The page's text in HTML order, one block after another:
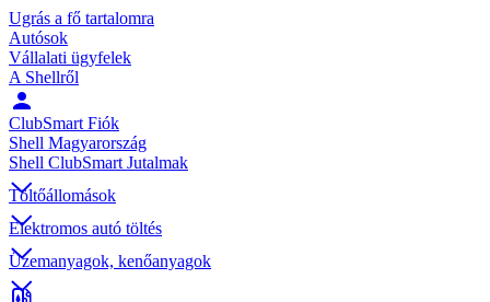
Ugrás a fő tartalomra
Autósok
Vállalati ügyfelek
A Shellről
ClubSmart Fiók
Shell Magyarország
Shell ClubSmart Jutalmak
Töltőállomások
Elektromos autó töltés
Üzemanyagok, kenőanyagok